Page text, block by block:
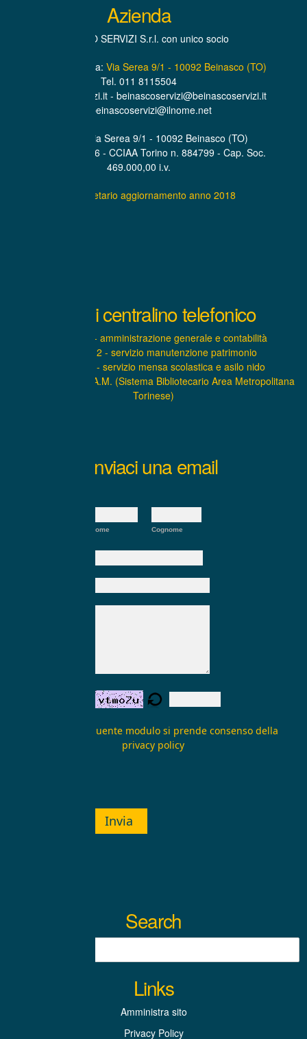
Azienda
BEINASCO SERVIZI S.r.l. con unico socio
Sede Amministrativa: Via Serea 9/1 - 10092 Beinasco (TO)
Tel. 011 8115504
www.beinascoservizi.it - beinascoservizi@beinascoservizi.it
PEC. beinascoservizi@ilnome.net
Sede Legale Via Serea 9/1 - 10092 Beinasco (TO)
P.IVA. 07319600016 - CCIAA Torino n. 884799 - Cap. Soc.
469.000,00 i.v.
Statuto societario aggiornamento anno 2018
Interni centralino telefonico
INTERNO 1 - amministrazione generale e contabilità
INTERNO 2 - servizio manutenzione patrimonio
INTERNO 3 - servizio mensa scolastica e asilo nido
INTERNO 4 – S.B.A.M. (Sistema Bibliotecario Area Metropolitana
Torinese)
Inviaci una email
Nome Cognome
Inviando il seguente modulo si prende consenso della
privacy policy
Invia
Search
Links
Amministra sito
Privacy Policy